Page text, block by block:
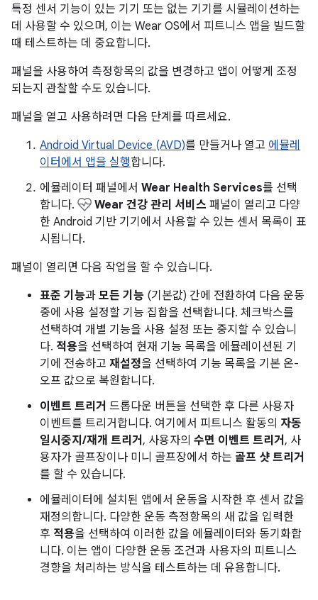
특정 센서 기능이 있는 기기 또는 없는 기기를 시뮬레이션하는
데 사용할 수 있으며, 이는 Wear OS에서 피트니스 앱을 빌드할
때 테스트하는 데 중요합니다.
패널을 사용하여 측정항목의 값을 변경하고 앱이 어떻게 조정
되는지 관찰할 수도 있습니다.
패널을 열고 사용하려면 다음 단계를 따르세요.
Android Virtual Device (AVD)를 만들거나 열고 에뮬레
이터에서 앱을 실행합니다.
에뮬레이터 패널에서 Wear Health Services를 선택
합니다.
Wear 건강 관리 서비스 패널이 열리고 다양
한 Android 기반 기기에서 사용할 수 있는 센서 목록이 표
시됩니다.
패널이 열리면 다음 작업을 할 수 있습니다.
표준 기능과 모든 기능 (기본값) 간에 전환하여 다음 운동
중에 사용 설정할 기능 집합을 선택합니다. 체크박스를
선택하여 개별 기능을 사용 설정 또는 중지할 수 있습니
다. 적용을 선택하여 현재 기능 목록을 에뮬레이션된 기
기에 전송하고 재설정을 선택하여 기능 목록을 기본 온-
오프 값으로 복원합니다.
이벤트 트리거 드롭다운 버튼을 선택한 후 다른 사용자
이벤트를 트리거합니다. 여기에서 피트니스 활동의 자동
일시중지/재개 트리거 , 사용자의 수면 이벤트 트리거 , 사
용자가 골프장이나 미니 골프장에서 하는 골프 샷 트리거
를 할 수 있습니다.
에뮬레이터에 설치된 앱에서 운동을 시작한 후 센서 값을
재정의합니다. 다양한 운동 측정항목의 새 값을 입력한
후 적용을 선택하여 이러한 값을 에뮬레이터와 동기화합
니다. 이는 앱이 다양한 운동 조건과 사용자의 피트니스
경향을 처리하는 방식을 테스트하는 데 유용합니다.